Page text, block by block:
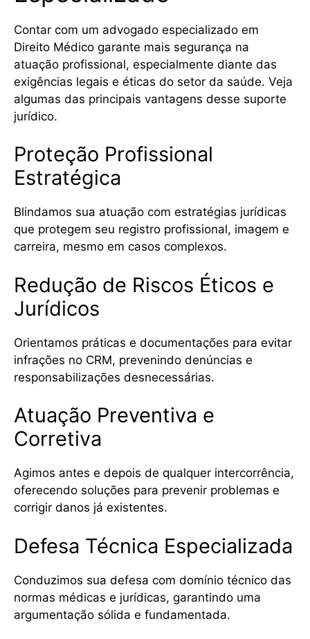
Contar com um advogado especializado em
Direito Médico garante mais segurança na
atuação profissional, especialmente diante das
exigências legais e éticas do setor da saúde. Veja
algumas das principais vantagens desse suporte
jurídico.
Proteção Profissional
Estratégica
Blindamos sua atuação com estratégias jurídicas
que protegem seu registro profissional, imagem e
carreira, mesmo em casos complexos.
Redução de Riscos Éticos e
Jurídicos
Orientamos práticas e documentações para evitar
infrações no CRM, prevenindo denúncias e
responsabilizações desnecessárias.
Atuação Preventiva e
Corretiva
Agimos antes e depois de qualquer intercorrência,
oferecendo soluções para prevenir problemas e
corrigir danos já existentes.
Defesa Técnica Especializada
Conduzimos sua defesa com domínio técnico das
normas médicas e jurídicas, garantindo uma
argumentação sólida e fundamentada.